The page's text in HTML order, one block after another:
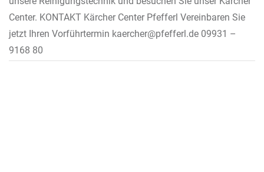
Center. KONTAKT Kärcher Center Pfefferl Vereinbaren Sie
jetzt Ihren Vorführtermin kaercher@pfefferl.de 09931 –
9168 80